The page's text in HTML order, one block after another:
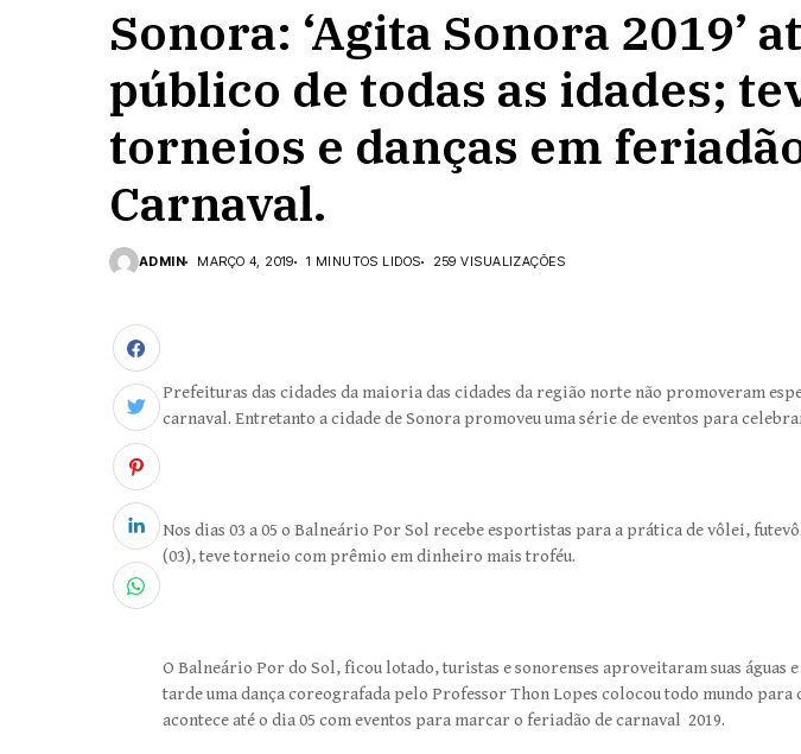
Sonora: ‘Agita Sonora 2019’
público de todas as idades;
torneios e danças em
Carnaval.
ADMIN MARÇO 4, 2019 1 MINUTOS LIDOS 259 VISUALIZAÇÕES
Prefeituras das cidades da maioria das cidades da região norte não promoveram
carnaval. Entretanto a cidade de Sonora promoveu uma série de eventos para
Nos dias 03 a 05 o Balneário Por Sol recebe esportistas para a prática de vôlei,
(03), teve torneio com prêmio em dinheiro mais troféu.
O Balneário Por do Sol, ficou lotado, turistas e sonorenses aproveitaram suas águas
tarde uma dança coreografada pelo Professor Thon Lopes colocou todo mundo para
acontece até o dia 05 com eventos para marcar o feriadão de carnaval 2019.